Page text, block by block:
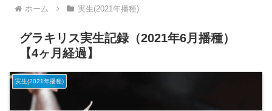
ホーム 実生(2021年播種)
グラキリス実生記録（2021年6月播種）
【4ヶ月経過】
実生(2021年播種)